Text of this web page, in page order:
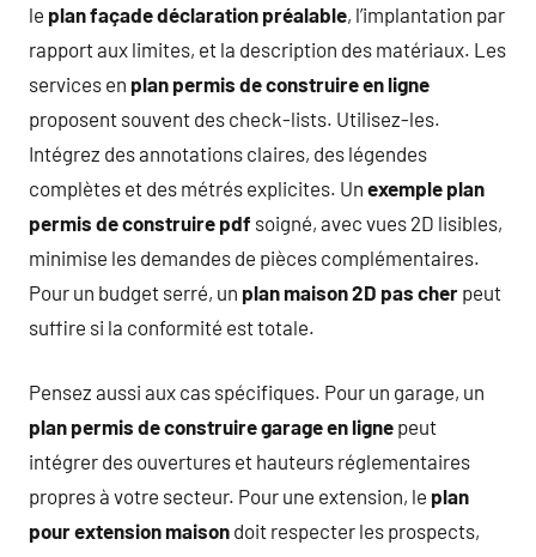
le plan façade déclaration préalable, l’implantation par
rapport aux limites, et la description des matériaux. Les
services en plan permis de construire en ligne
proposent souvent des check-lists. Utilisez-les.
Intégrez des annotations claires, des légendes
complètes et des métrés explicites. Un exemple plan
permis de construire pdf soigné, avec vues 2D lisibles,
minimise les demandes de pièces complémentaires.
Pour un budget serré, un plan maison 2D pas cher peut
suffire si la conformité est totale.
Pensez aussi aux cas spécifiques. Pour un garage, un
plan permis de construire garage en ligne peut
intégrer des ouvertures et hauteurs réglementaires
propres à votre secteur. Pour une extension, le plan
pour extension maison doit respecter les prospects,